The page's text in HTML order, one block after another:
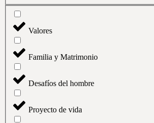
Valores
Familia y Matrimonio
Desafíos del hombre
Proyecto de vida